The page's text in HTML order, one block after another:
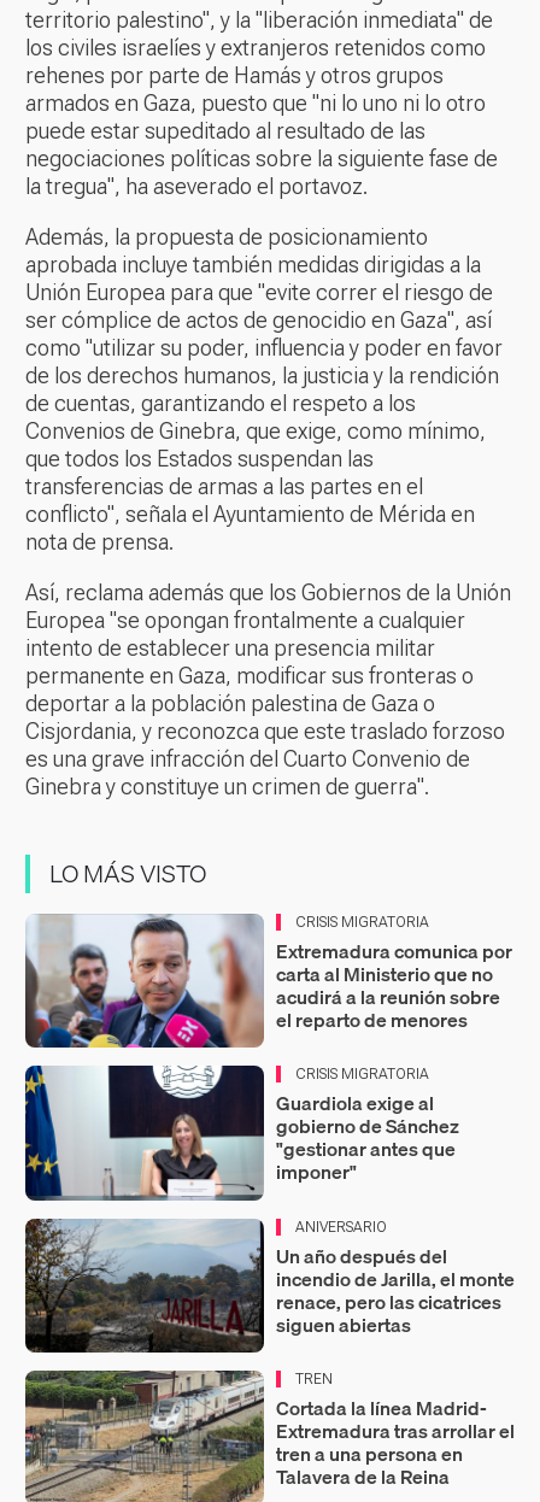
territorio palestino", y la "liberación inmediata" de
los civiles israelíes y extranjeros retenidos como
rehenes por parte de Hamás y otros grupos
armados en Gaza, puesto que "ni lo uno ni lo otro
puede estar supeditado al resultado de las
negociaciones políticas sobre la siguiente fase de
la tregua", ha aseverado el portavoz.
Además, la propuesta de posicionamiento
aprobada incluye también medidas dirigidas a la
Unión Europea para que "evite correr el riesgo de
ser cómplice de actos de genocidio en Gaza", así
como "utilizar su poder, influencia y poder en favor
de los derechos humanos, la justicia y la rendición
de cuentas, garantizando el respeto a los
Convenios de Ginebra, que exige, como mínimo,
que todos los Estados suspendan las
transferencias de armas a las partes en el
conflicto", señala el Ayuntamiento de Mérida en
nota de prensa.
Así, reclama además que los Gobiernos de la Unión
Europea "se opongan frontalmente a cualquier
intento de establecer una presencia militar
permanente en Gaza, modificar sus fronteras o
deportar a la población palestina de Gaza o
Cisjordania, y reconozca que este traslado forzoso
es una grave infracción del Cuarto Convenio de
Ginebra y constituye un crimen de guerra".
LO MÁS VISTO
CRISIS MIGRATORIA
Extremadura comunica por
carta al Ministerio que no
acudirá a la reunión sobre
el reparto de menores
CRISIS MIGRATORIA
Guardiola exige al
gobierno de Sánchez
"gestionar antes que
imponer"
ANIVERSARIO
Un año después del
incendio de Jarilla, el monte
renace, pero las cicatrices
siguen abiertas
TREN
Cortada la línea Madrid-
Extremadura tras arrollar el
tren a una persona en
Talavera de la Reina